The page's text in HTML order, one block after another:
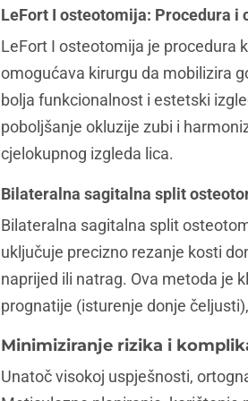
LeFort I osteotomija: Procedura i
LeFort I osteotomija je procedura
omogućava kirurgu da mobilizira
bolja funkcionalnost i estetski
poboljšanje okluzije zubi i
cjelokupnog izgleda lica.
Bilateralna sagitalna split
Bilateralna sagitalna split
uključuje precizno rezanje kosti
naprijed ili natrag. Ova metoda je
prognatije (isturenje donje
Minimiziranje rizika i
Unatoč visokoj uspješnosti,